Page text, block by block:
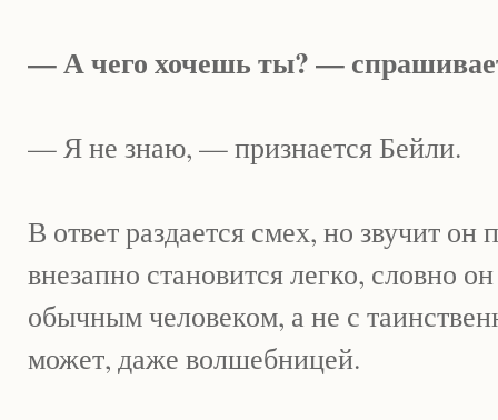
— А чего хочешь ты? —
— Я не знаю, — признается Бейли.
В ответ раздается смех, но звучит
внезапно становится легко, словно
обычным человеком, а не с
может, даже волшебницей.